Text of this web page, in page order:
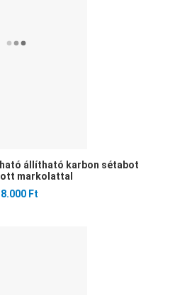
állítható karbon sétabot
markolattal
Ft